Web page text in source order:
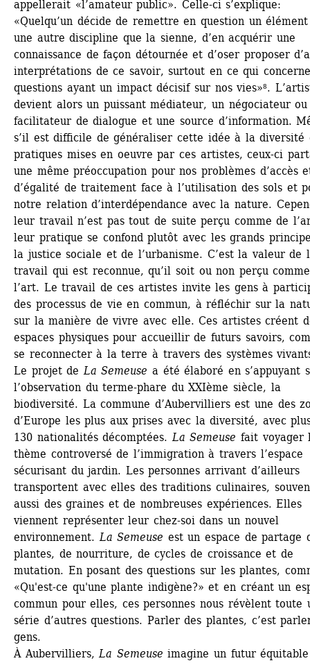
appellerait «l’amateur public». Celle-ci s’explique:
«Quelqu’un décide de remettre en question un élément
une autre discipline que la sienne, d’en acquérir une
connaissance de façon détournée et d’oser proposer
interprétations de ce savoir, surtout en ce qui
questions ayant un impact décisif sur nos vies»⁸.
devient alors un puissant médiateur, un négociateur ou
facilitateur de dialogue et une source d’information.
s’il est difficile de généraliser cette idée à la diversité
pratiques mises en oeuvre par ces artistes, ceux-ci
une même préoccupation pour nos problèmes d’accès
d’égalité de traitement face à l’utilisation des sols et
notre relation d’interdépendance avec la nature.
leur travail n’est pas tout de suite perçu comme de
leur pratique se confond plutôt avec les grands
la justice sociale et de l’urbanisme. C’est la valeur de
travail qui est reconnue, qu’il soit ou non perçu
l’art. Le travail de ces artistes invite les gens à
des processus de vie en commun, à réfléchir sur la
sur la manière de vivre avec elle. Ces artistes créent
espaces physiques pour accueillir de futurs savoirs,
se reconnecter à la terre à travers des systèmes
Le projet de La Semeuse a été élaboré en s’appuyant
l’observation du terme-phare du XXIème siècle, la
biodiversité. La commune d’Aubervilliers est une des
d’Europe les plus aux prises avec la diversité, avec
130 nationalités décomptées. La Semeuse fait voyager
thème controversé de l’immigration à travers l’espace
sécurisant du jardin. Les personnes arrivant d’ailleurs
transportent avec elles des traditions culinaires,
aussi des graines et de nombreuses expériences. Elles
viennent représenter leur chez-soi dans un nouvel
environnement. La Semeuse est un espace de partage
plantes, de nourriture, de cycles de croissance et de
mutation. En posant des questions sur les plantes,
«Qu'est-ce qu'une plante indigène?» et en créant un
commun pour elles, ces personnes nous révèlent toute
série d’autres questions. Parler des plantes, c’est
gens.
À Aubervilliers, La Semeuse imagine un futur